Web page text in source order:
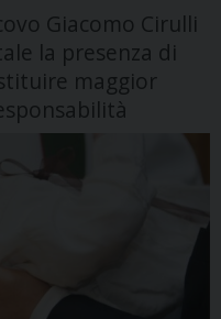
Giacomo Cirulli
la presenza di
maggior